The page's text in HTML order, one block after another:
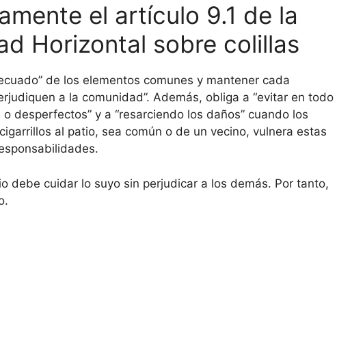
el artículo 9.1 de la
Horizontal sobre colillas
de los elementos comunes y mantener cada
a la comunidad”. Además, obliga a “evitar en todo
desperfectos” y a “resarciendo los daños” cuando los
al patio, sea común o de un vecino, vulnera estas
debe cuidar lo suyo sin perjudicar a los demás. Por tanto,